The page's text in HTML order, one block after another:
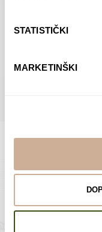
STATISTIČKI
MARKETINŠKI
ODABERI
POGLEDAJTE
Limited